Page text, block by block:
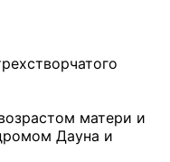
матери и
Дауна и